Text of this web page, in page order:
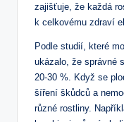
zajišťuje, že každá
k celkovému zdraví
Podle studií, které
ukázalo, že správné
20-30 %. Když se
šíření škůdců a
různé rostliny.